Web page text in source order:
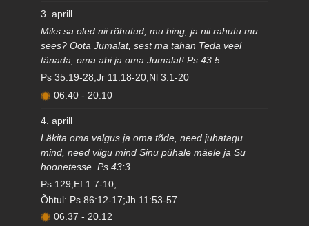
3. aprill
Miks sa oled nii rõhutud, mu hing, ja nii rahutu mu
sees? Oota Jumalat, sest ma tahan Teda veel
tänada, oma abi ja oma Jumalat! Ps 43:5
Ps 35:19-28;Jr 11:18-20;Nl 3:1-20
06.40 - 20.10
4. aprill
Läkita oma valgus ja oma tõde, need juhatagu
mind, need viigu mind Sinu pühale mäele ja Su
hoonetesse. Ps 43:3
Ps 129;Ef 1:7-10;
Õhtul: Ps 86:12-17;Jh 11:53-57
06.37 - 20.12